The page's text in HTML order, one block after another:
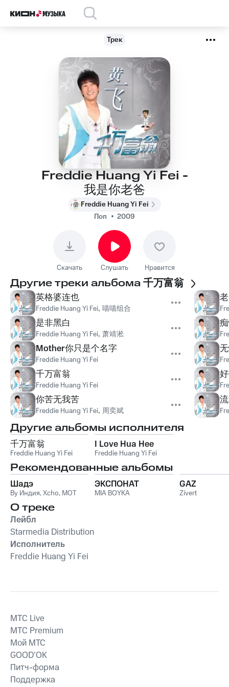
Трек
Freddie Huang Yi Fei -
我是你老爸
Freddie Huang Yi Fei
Поп
2009
Скачать Слушать Нравится
Другие треки альбома千万富翁
英格婆连也
Freddie Huang Yi Fei, 喵喵组合
是非黑白
Freddie Huang Yi Fei, 萧靖淞
Mother你只是个名字
Freddie Huang Yi Fei
千万富翁
Freddie Huang Yi Fei
你苦无我苦
Freddie Huang Yi Fei, 周奕斌
Другие альбомы исполнителя
千万富翁
Freddie Huang Yi Fei
I Love Hua Hee
Freddie Huang Yi Fei
Рекомендованные альбомы
Шадэ
By Индия,Xcho, MOT
ЭКСПОНАТ
MIA BOYKA
GAZ
Zivert
О треке
Лейбл
Starmedia Distribution
Исполнитель
Freddie Huang Yi Fei
MTС Live
MTС Premium
Мой МТС
GOOD’OK
Питч-форма
Поддержка